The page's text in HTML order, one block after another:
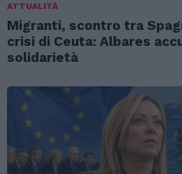
ATTUALITÀ
Migranti, scontro tra
crisi di Ceuta: Albares
solidarietà